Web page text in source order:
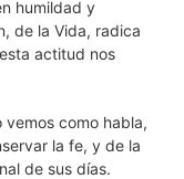
humildad y
de la Vida, radica
actitud nos
vemos como habla,
la fe, y de la
de sus días.